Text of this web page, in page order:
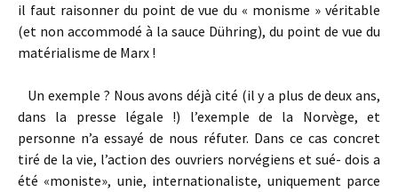
il faut raisonner du point de vue du « monisme » véritable
(et non accommodé à la sauce Dühring), du point de vue du
matérialisme de Marx !
Un exemple ? Nous avons déjà cité (il y a plus de deux ans,
dans la presse légale !) l’exemple de la Norvège, et
personne n’a essayé de nous réfuter. Dans ce cas concret
tiré de la vie, l’action des ouvriers norvégiens et sué- dois a
été «moniste», unie, internationaliste, uniquement parce